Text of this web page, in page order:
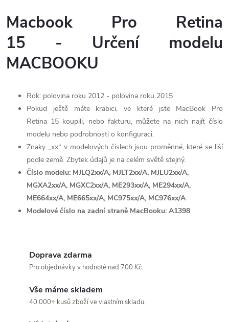
d
a
c
í
á
n
k
o
Macbook Pro Retina
15 - Určení modelu
MACBOOKU
Rok: polovina roku 2012 - polovina roku 2015
Pokud ještě máte krabici, ve které jste MacBook Pro
Retina 15 koupili, nebo fakturu, můžete na nich najít číslo
modelu nebo podrobnosti o konfiguraci.
Znaky „xx“ v modelových číslech jsou proměnné, které se liší
podle země. Zbytek údajů je na celém světě stejný.
Číslo modelu: MJLQ2xx/A, MJLT2xx/A, MJLU2xx/A,
MGXA2xx/A, MGXC2xx/A, ME293xx/A, ME294xx/A,
ME664xx/A, ME665xx/A, MC975xx/A, MC976xx/A
Modelové číslo na zadní straně MacBooku: A1398
Doprava zdarma
Pro objednávky v hodnotě nad 700 Kč.
Vše máme skladem
40.000+ kusů zboží ve vlastním skladu.